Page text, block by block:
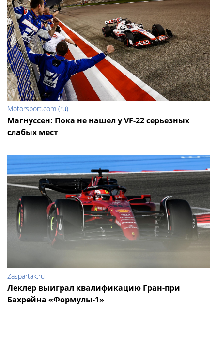
Motorsport.com (ru)
Магнуссен: Пока не нашел у VF-22 серьезных
слабых мест
Zaspartak.ru
Леклер выиграл квалификацию Гран-при
Бахрейна «Формулы-1»